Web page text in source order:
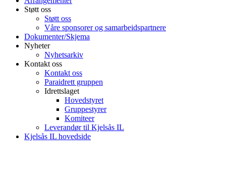
Støtt oss
Støtt oss
Våre sponsorer og samarbeidspartnere
Dokumenter/Skjema
Nyheter
Nyhetsarkiv
Kontakt oss
Kontakt oss
Paraidrett gruppen
Idrettslaget
Hovedstyret
Gruppestyrer
Komiteer
Leverandør til Kjelsås IL
Kjelsås IL hovedside